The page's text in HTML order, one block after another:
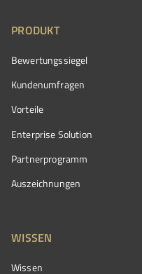
PRODUKT
Bewertungssiegel
Kundenumfragen
Vorteile
Enterprise Solution
Partnerprogramm
Auszeichnungen
WISSEN
Wissen